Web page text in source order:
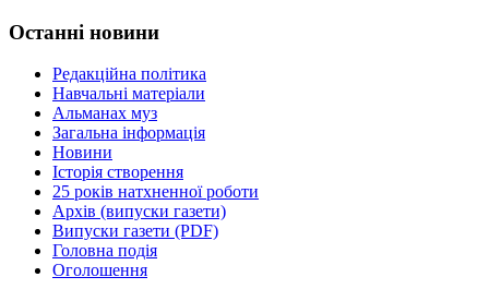
Останні новини
Редакційна політика
Навчальні матеріали
Альманах муз
Загальна інформація
Новини
Історія створення
25 років натхненної роботи
Архів (випуски газети)
Випуски газети (PDF)
Головна подія
Оголошення